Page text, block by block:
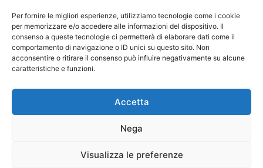
Per fornire le migliori esperienze, utilizziamo tecnologie come i cookie
per memorizzare e/o accedere alle informazioni del dispositivo. Il
consenso a queste tecnologie ci permetterà di elaborare dati come il
comportamento di navigazione o ID unici su questo sito. Non
acconsentire o ritirare il consenso può influire negativamente su alcune
caratteristiche e funzioni.
Accetta
Nega
Visualizza le preferenze
Segui il Gatto Blu sui social
a
c
e
b
o
n
s
t
r
Copyright © 2026 Il Gatto Blu Giochi educativi Montessori e